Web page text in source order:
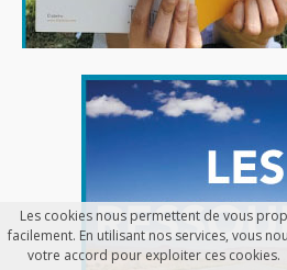
Les cookies nous permettent de vous
facilement. En utilisant nos services, vous
votre accord pour exploiter ces cookies.